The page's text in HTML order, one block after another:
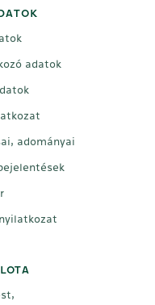
adatok
adományai